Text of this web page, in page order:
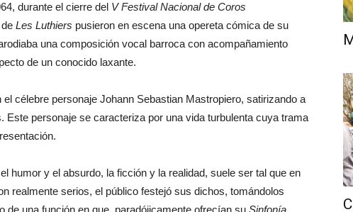
durante el cierre del V Festival Nacional de Coros
Les Luthiers pusieron en escena una opereta cómica de su
una composición vocal barroca con acompañamiento
de un conocido laxante.
célebre personaje Johann Sebastian Mastropiero, satirizando a
personaje se caracteriza por una vida turbulenta cuya trama
humor y el absurdo, la ficción y la realidad, suele ser tal que en
realmente serios, el público festejó sus dichos, tomándolos
de una función en que, paradójicamente ofrecían su Sinfonía